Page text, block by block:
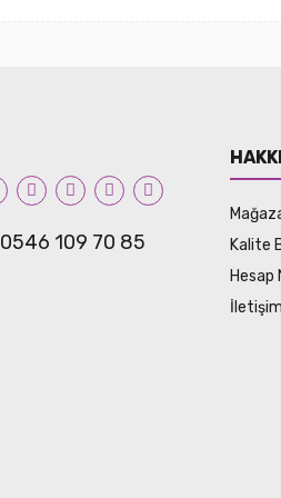
0546 109 70 85
Kalite
Hesap